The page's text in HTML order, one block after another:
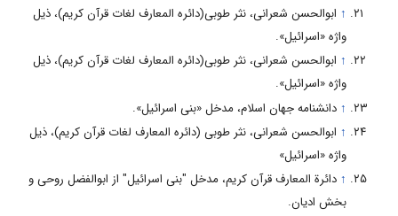
↑ ابوالحسن شعرانی، نثر طوبی(دائره المعارف لغات قرآن کریم)، ذیل
واژه «اسرائیل».
↑ ابوالحسن شعرانی، نثر طوبی(دائره المعارف لغات قرآن کریم)، ذیل
واژه «اسرائیل».
↑ دانشنامه جهان اسلام، مدخل «بنی اسرائیل».
↑ ابوالحسن شعرانی، نثر طوبی (دائره المعارف لغات قرآن کریم)، ذیل
واژه «اسرائیل»
↑ دائرة المعارف قرآن کریم، مدخل "بنی اسرائیل" از ابوالفضل روحى و
بخش ادیان.